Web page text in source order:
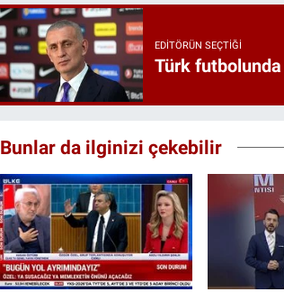
EDITÖRÜN SEÇTIĞI
Türk
Bunlar da ilginizi çekebilir